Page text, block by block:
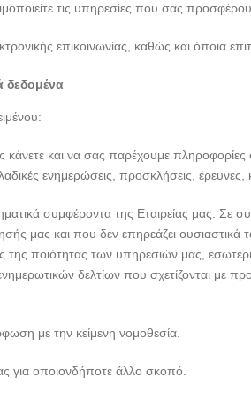
τις υπηρεσίες που σας προσφέρουν
επικοινωνίας, καθώς και όποια
δεδομένα
και να σας παρέχουμε πληροφορίες
ενημερώσεις, προσκλήσεις, έρευνες,
συμφέροντα της Εταιρείας μας. Σε
μας και που δεν επηρεάζει
της ποιότητας των υπηρεσιών μας,
δελτίων που σχετίζονται με
με την κείμενη νομοθεσία.
για οποιονδήποτε άλλο σκοπό.